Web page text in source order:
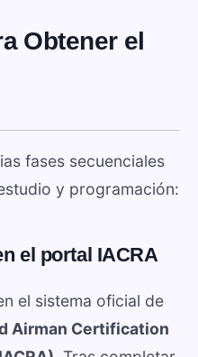
Obtener el
fases secuenciales
y programación:
el portal IACRA
el sistema oficial de
Airman Certification